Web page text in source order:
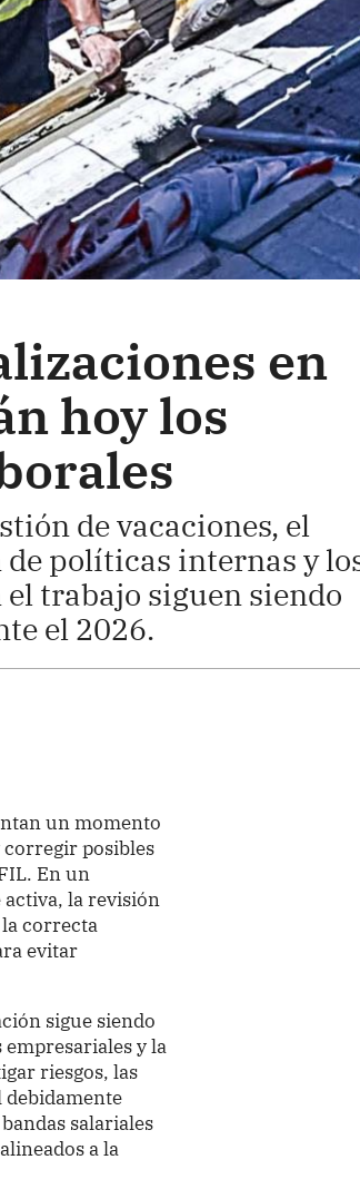
en
hoy los
de vacaciones, el
políticas internas y
trabajo siguen siendo
el 2026.
un momento
posibles
En un
la revisión
correcta
evitar
sigue siendo
y la
riesgos, las
salariales
a la